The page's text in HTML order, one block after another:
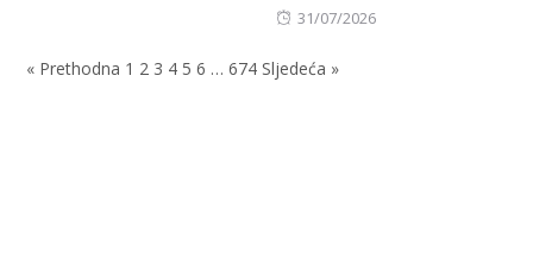
Posted
31/07/2026
« Prethodna 1 2 3 4 5 6 … 674 Sljedeća »